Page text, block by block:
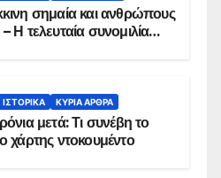
σημαία και ανθρώπους
Η τελευταία συνομιλία
ΙΣΤΟΡΙΚΆ ΚΥΡΙΑ ΑΡΘΡΑ
μετά: Τι συνέβη το
1996 και ο χάρτης ντοκουμέντο